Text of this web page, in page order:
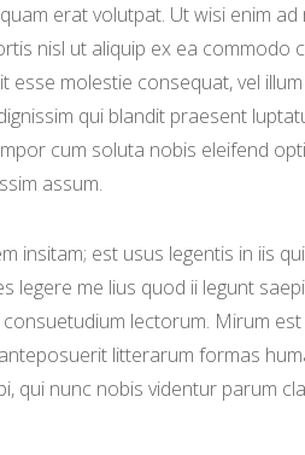
erat volutpat. Ut wisi enim
nisl ut aliquip ex ea commodo
esse molestie consequat, vel
qui blandit praesent
cum soluta nobis eleifend
assum.
insitam; est usus legentis in iis
legere me lius quod ii legunt
lectorum. Mirum
litterarum formas
qui nunc nobis videntur parum